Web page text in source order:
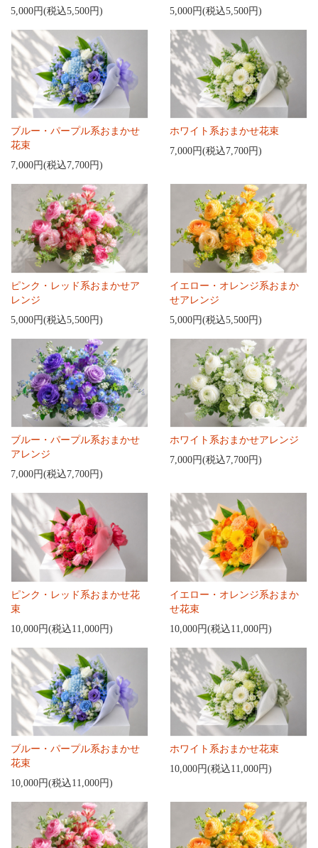
5,000円(税込5,500円)
5,000円(税込5,500円)
ブルー・パープル系おまかせ
花束
7,000円(税込7,700円)
ホワイト系おまかせ花束
7,000円(税込7,700円)
ピンク・レッド系おまかせア
レンジ
5,000円(税込5,500円)
イエロー・オレンジ系おまか
せアレンジ
5,000円(税込5,500円)
ブルー・パープル系おまかせ
アレンジ
7,000円(税込7,700円)
ホワイト系おまかせアレンジ
7,000円(税込7,700円)
ピンク・レッド系おまかせ花
束
10,000円(税込11,000円)
イエロー・オレンジ系おまか
せ花束
10,000円(税込11,000円)
ブルー・パープル系おまかせ
花束
10,000円(税込11,000円)
ホワイト系おまかせ花束
10,000円(税込11,000円)